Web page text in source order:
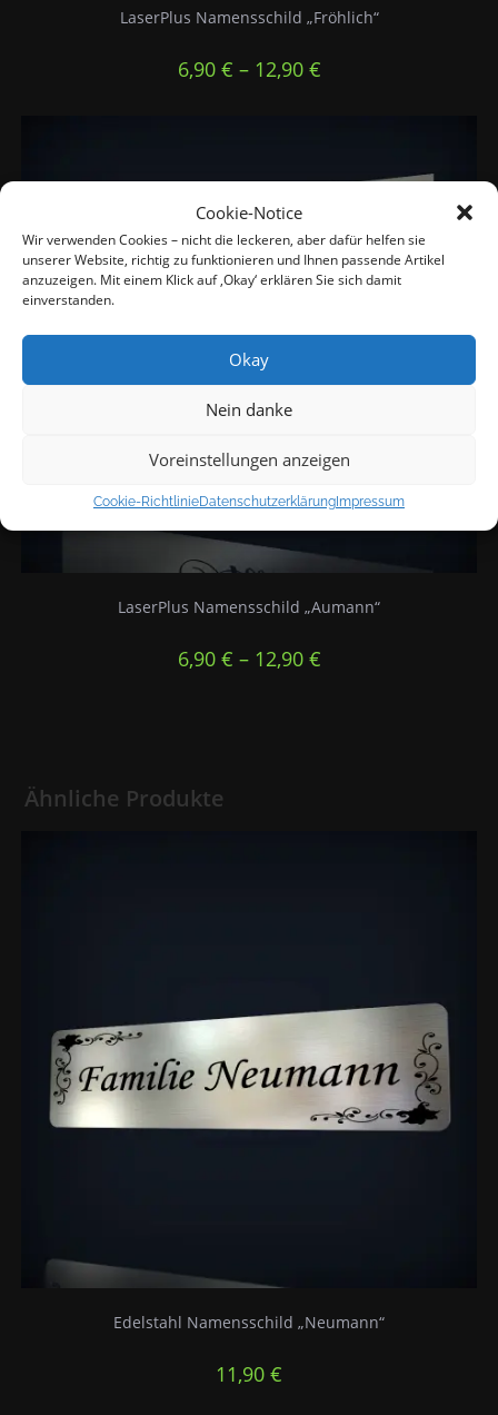
Cookie-Notice
Wir verwenden Cookies – nicht die leckeren, aber dafür helfen sie
unserer Website, richtig zu funktionieren und Ihnen passende Artikel
anzuzeigen. Mit einem Klick auf ‚Okay‘ erklären Sie sich damit
einverstanden.
Okay
Nein danke
Voreinstellungen anzeigen
Cookie-RichtlinieDatenschutzerklärungImpressum
LaserPlus Namensschild „Fröhlich“
6,90 € – 12,90 €
LaserPlus Namensschild „Aumann“
6,90 € – 12,90 €
Ähnliche Produkte
Edelstahl Namensschild „Neumann“
11,90 €